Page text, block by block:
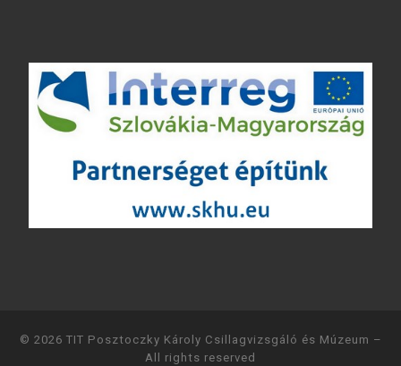
© 2026 TIT Posztoczky Károly Csillagvizsgáló és Múzeum –
All rights reserved